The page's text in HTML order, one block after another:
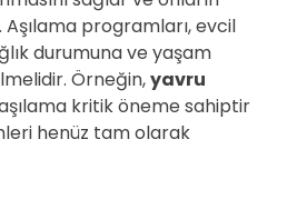
programları, evcil
durumuna ve yaşam
Örneğin,yavru
kritik öneme sahiptir
henüz tam olarak